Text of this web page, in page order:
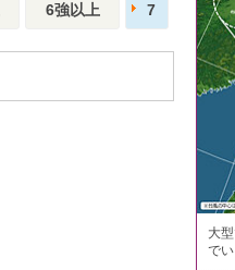
6強以上 7
大
で